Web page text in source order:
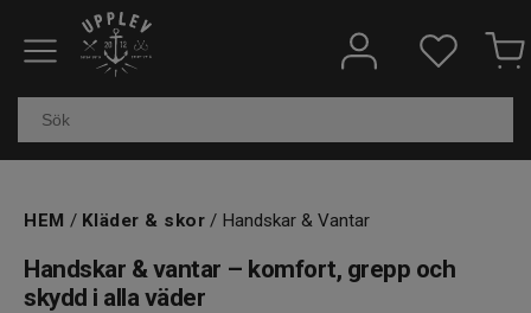
Fiskeredskap
Kläder & skor
Båtar
HEM / Kläder & skor / Handskar & Vantar
Handskar & vantar – komfort, grepp och
skydd i alla väder